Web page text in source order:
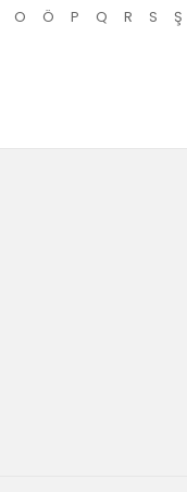
O Ö P Q R S Ş